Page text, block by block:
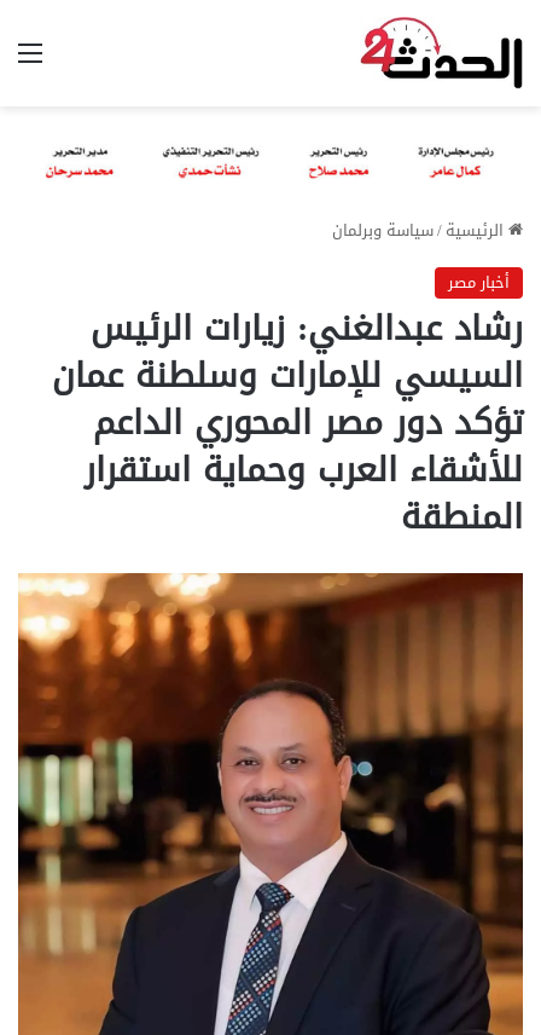
الرئيسية/سياسة وبرلمان
أخبار مصر
رشاد عبدالغني: زيارات الرئيس
السيسي للإمارات وسلطنة عمان
تؤكد دور مصر المحوري الداعم
للأشقاء العرب وحماية استقرار
المنطقة